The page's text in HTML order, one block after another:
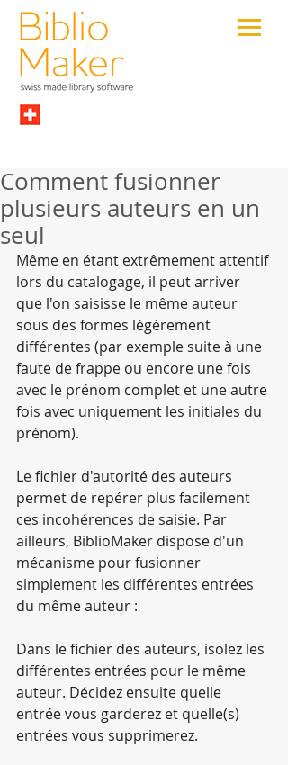
Comment fusionner
plusieurs auteurs en un
seul
Même en étant extrêmement attentif
lors du catalogage, il peut arriver
que l'on saisisse le même auteur
sous des formes légèrement
différentes (par exemple suite à une
faute de frappe ou encore une fois
avec le prénom complet et une autre
fois avec uniquement les initiales du
prénom).
Le fichier d'autorité des auteurs
permet de repérer plus facilement
ces incohérences de saisie. Par
ailleurs, BiblioMaker dispose d'un
mécanisme pour fusionner
simplement les différentes entrées
du même auteur :
Dans le fichier des auteurs, isolez les
différentes entrées pour le même
auteur. Décidez ensuite quelle
entrée vous garderez et quelle(s)
entrées vous supprimerez.